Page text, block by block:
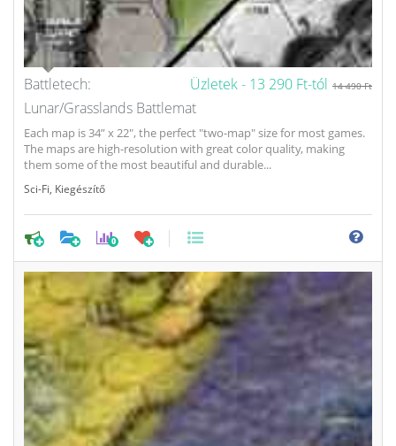
Üzletek - 13 290 Ft-tól 14 490 Ft
Battletech:
Lunar/Grasslands Battlemat
Each map is 34” x 22", the perfect "two-map" size for most games.
The maps are high-resolution with great color quality, making
them some of the most beautiful and durable...
Sci-Fi Kiegészítő
0